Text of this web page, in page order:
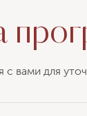
вами для